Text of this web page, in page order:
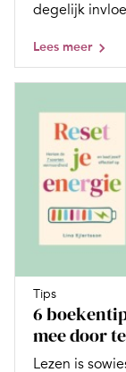
degelijk
Lees meer
Tips
6
mee door
Lezen is